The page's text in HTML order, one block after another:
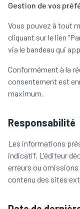
Gestion de vos
Vous pouvez à tout
cliquant sur le lien
via le bandeau qui
Conformément à la
consentement est
maximum.
Responsabilité
Les informations
indicatif. L'éditeur
erreurs ou
contenu des sites